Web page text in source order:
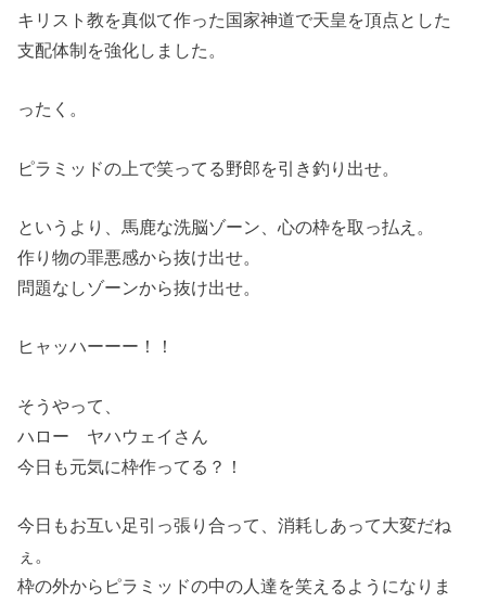
キリスト教を真似て作った国家神道で天皇を頂点とした
支配体制を強化しました。
ったく。
ピラミッドの上で笑ってる野郎を引き釣り出せ。
というより、馬鹿な洗脳ゾーン、心の枠を取っ払え。
作り物の罪悪感から抜け出せ。
問題なしゾーンから抜け出せ。
ヒャッハーーー！！
そうやって、
ハロー ヤハウェイさん
今日も元気に枠作ってる？！
今日もお互い足引っ張り合って、消耗しあって大変だね
ぇ。
枠の外からピラミッドの中の人達を笑えるようになりま